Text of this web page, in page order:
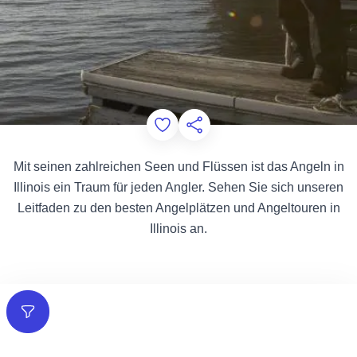
Add to Favorites
Diese Seite teilen
Mit seinen zahlreichen Seen und Flüssen ist das Angeln in
Illinois ein Traum für jeden Angler. Sehen Sie sich unseren
Leitfaden zu den besten Angelplätzen und Angeltouren in
Illinois an.
Filter